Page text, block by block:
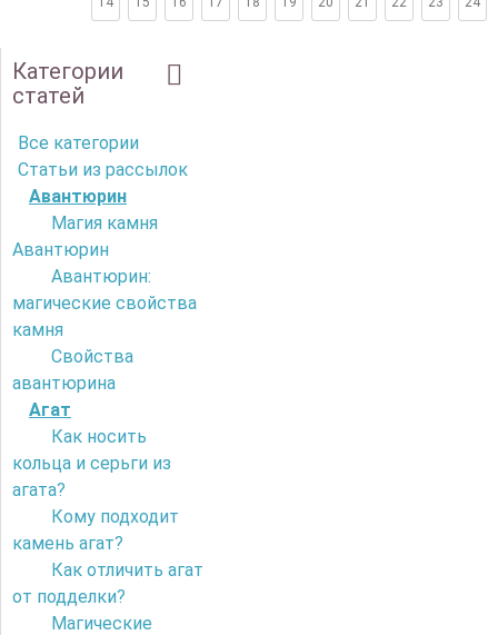
Категории
статей
Все категории
Статьи из рассылок
Авантюрин
Магия камня
Авантюрин
Авантюрин:
магические свойства
камня
Свойства
авантюрина
Агат
Как носить
кольца и серьги из
агата?
Кому подходит
камень агат?
Как отличить агат
от подделки?
Магические